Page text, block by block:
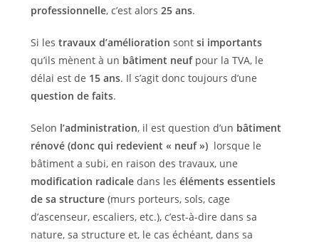
professionnelle, c’est alors 25 ans.
Si les travaux d’amélioration sont si importants
qu’ils mènent à un bâtiment neufpour la TVA, le
délai est de 15 ans. Il s’agit donc toujours d’une
question de faits.
Selon l’administration, il est question d’un bâtiment
rénové (donc qui redevient « neuf ») lorsque le
bâtiment a subi, en raison des travaux, une
modification radicaledans les éléments essentiels
de sa structure(murs porteurs, sols, cage
d’ascenseur, escaliers, etc.), c’est-à-dire dans sa
nature, sa structure et, le cas échéant, dans sa